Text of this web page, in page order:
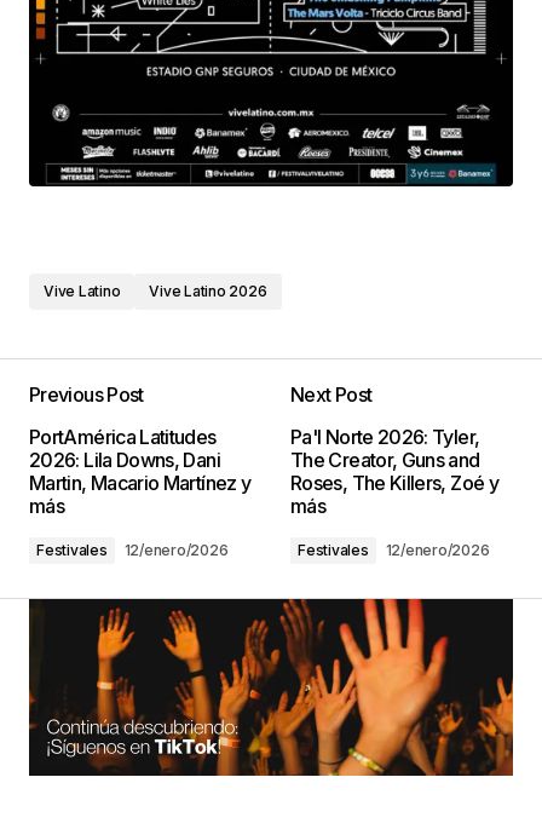
Vive Latino Vive Latino 2026
Previous Post
PortAmérica Latitudes
2026: Lila Downs, Dani
Martin, Macario Martínez y
más
Festivales 12/enero/2026
Next Post
Pa'l Norte 2026: Tyler,
The Creator, Guns and
Roses, The Killers, Zoé y
más
Festivales 12/enero/2026